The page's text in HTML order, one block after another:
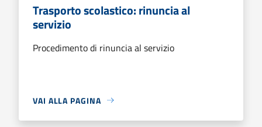
Trasporto scolastico: rinuncia al
servizio
Procedimento di rinuncia al servizio
VAI ALLA PAGINA